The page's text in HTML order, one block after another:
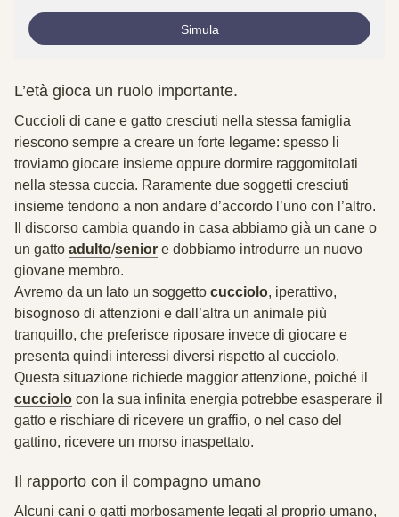
Simula
L’età gioca un ruolo importante.
Cuccioli di cane e gatto cresciuti nella stessa famiglia
riescono sempre a creare un forte legame: spesso li
troviamo giocare insieme oppure dormire raggomitolati
nella stessa cuccia. Raramente due soggetti cresciuti
insieme tendono a non andare d’accordo l’uno con l’altro.
Il discorso cambia quando in casa abbiamo già un cane o
un gatto adulto/senior e dobbiamo introdurre un nuovo
giovane membro.
Avremo da un lato un soggetto cucciolo, iperattivo,
bisognoso di attenzioni e dall’altra un animale più
tranquillo, che preferisce riposare invece di giocare e
presenta quindi interessi diversi rispetto al cucciolo.
Questa situazione richiede maggior attenzione, poiché il
cucciolo con la sua infinita energia potrebbe esasperare il
gatto e rischiare di ricevere un graffio, o nel caso del
gattino, ricevere un morso inaspettato.
Il rapporto con il compagno umano
Alcuni cani o gatti morbosamente legati al proprio umano,